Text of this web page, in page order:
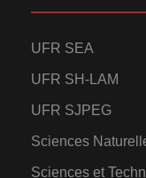
UFR SEA
UFR SH-LAM
UFR SJPEG
Sciences
Sciences et